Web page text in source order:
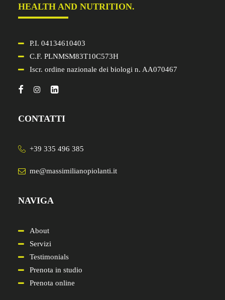
HEALTH AND NUTRITION.
P.I. 04134610403
C.F. PLNMSM83T10C573H
Iscr. ordine nazionale dei biologi n. AA070467
CONTATTI
+39 335 496 385
me@massimilianopiolanti.it
NAVIGA
About
Servizi
Testimonials
Prenota in studio
Prenota online